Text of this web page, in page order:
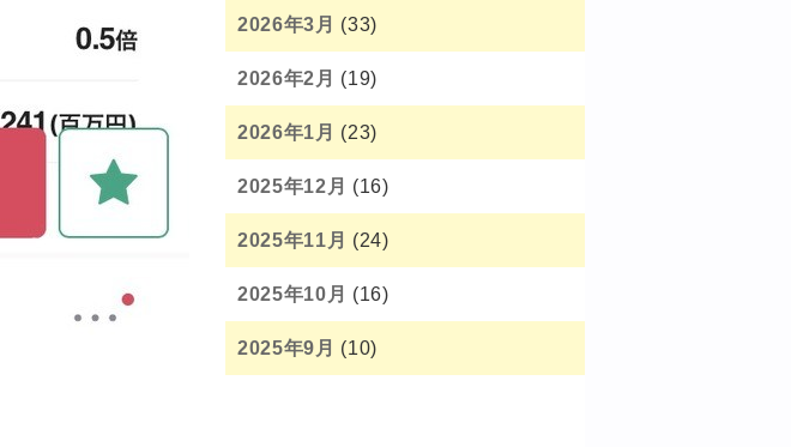
2026年3月 (33)
2026年2月 (19)
2026年1月 (23)
2025年12月 (16)
2025年11月 (24)
2025年10月 (16)
2025年9月 (10)